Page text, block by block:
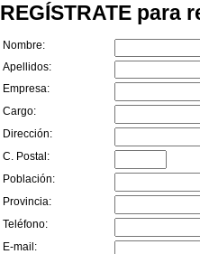
REGÍSTRATE para
Nombre:
Apellidos:
Empresa:
Cargo:
Dirección:
C. Postal:
Población:
Provincia:
Teléfono:
E-mail: